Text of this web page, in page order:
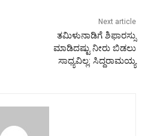
Next article
ತಮಿಳುನಾಡಿಗೆ ಶಿಫಾರಸ್ಸು
ಮಾಡಿದಷ್ಟು ನೀರು ಬಿಡಲು
ಸಾಧ್ಯವಿಲ್ಲ: ಸಿದ್ದರಾಮಯ್ಯ